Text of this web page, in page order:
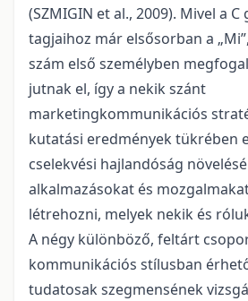
(SZMIGIN et al., 2009). Mivel a C
tagjaihoz már elsősorban a
szám első személyben
jutnak el, így a nekik szánt
marketingkommunikációs
kutatási eredmények tükrében
cselekvési hajlandóság
alkalmazásokat és
létrehozni, melyek nekik és
A négy különböző, feltárt
kommunikációs stílusban
tudatosak szegmensének